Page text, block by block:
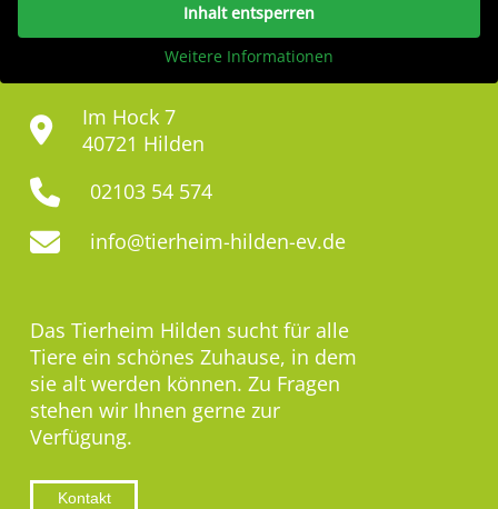
Inhalt entsperren
Weitere Informationen
Im Hock 7
40721 Hilden
02103 54 574
info@tierheim-hilden-ev.de
Das Tierheim Hilden sucht für alle
Tiere ein schönes Zuhause, in dem
sie alt werden können. Zu Fragen
stehen wir Ihnen gerne zur
Verfügung.
Kontakt